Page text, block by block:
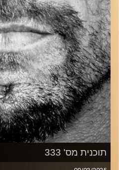
תוכנית מס' 333